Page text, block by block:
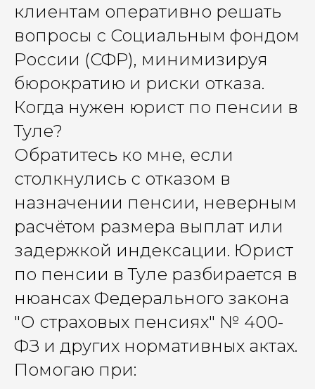
клиентам оперативно решать
вопросы с Социальным фондом
России (СФР), минимизируя
бюрократию и риски отказа.
Когда нужен юрист по пенсии в
Туле?
Обратитесь ко мне, если
столкнулись с отказом в
назначении пенсии, неверным
расчётом размера выплат или
задержкой индексации. Юрист
по пенсии в Туле разбирается в
нюансах Федерального закона
"О страховых пенсиях" № 400-
ФЗ и других нормативных актах.
Помогаю при: